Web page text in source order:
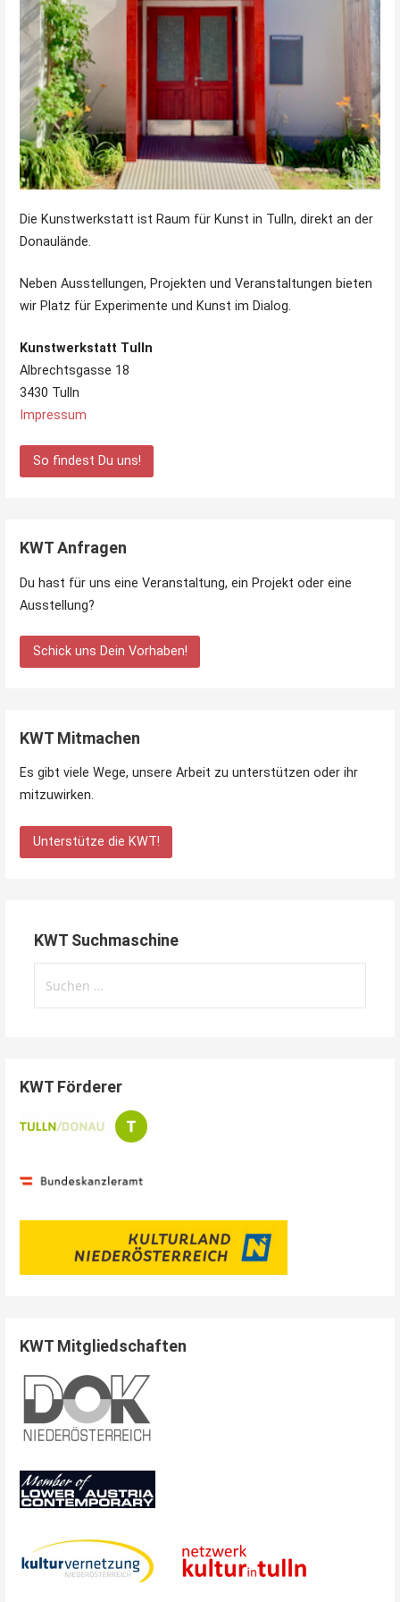
Die Kunstwerkstatt ist Raum für Kunst in Tulln, direkt an der
Donaulände.
Neben Ausstellungen, Projekten und Veranstaltungen bieten
wir Platz für Experimente und Kunst im Dialog.
Kunstwerkstatt Tulln
Albrechtsgasse 18
3430 Tulln
Impressum
So findest Du uns!
KWT Anfragen
Du hast für uns eine Veranstaltung, ein Projekt oder eine
Ausstellung?
Schick uns Dein Vorhaben!
KWT Mitmachen
Es gibt viele Wege, unsere Arbeit zu unterstützen oder ihr
mitzuwirken.
Unterstütze die KWT!
KWT Suchmaschine
nach:
KWT Förderer
KWT Mitgliedschaften